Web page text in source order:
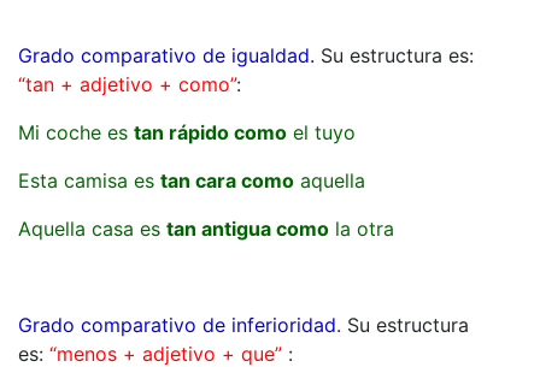
Grado comparativo de igualdad. Su estructura es:
“tan + adjetivo + como”:
Mi coche es tan rápido como el tuyo
Esta camisa es tan cara como aquella
Aquella casa es tan antigua como la otra
Grado comparativo de inferioridad. Su estructura
es: “menos + adjetivo + que” :